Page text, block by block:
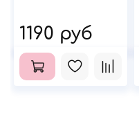
1190 руб